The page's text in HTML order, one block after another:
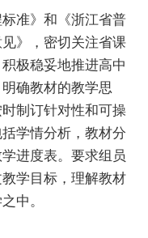
准》和《浙江省普
》，密切关注省课
极稳妥地推进高中
确教材的教学思
制订针对性和可操
学情分析，教材分
进度表。要求组员
学目标，理解教材
中。